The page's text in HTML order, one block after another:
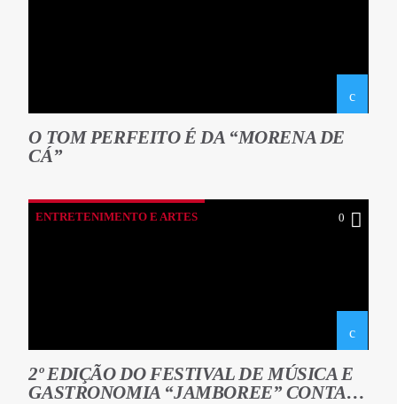
O TOM PERFEITO É DA “MORENA DE
CÁ”
ENTRETENIMENTO E ARTES 0
2º EDIÇÃO DO FESTIVAL DE MÚSICA E
GASTRONOMIA “JAMBOREE” CONTA